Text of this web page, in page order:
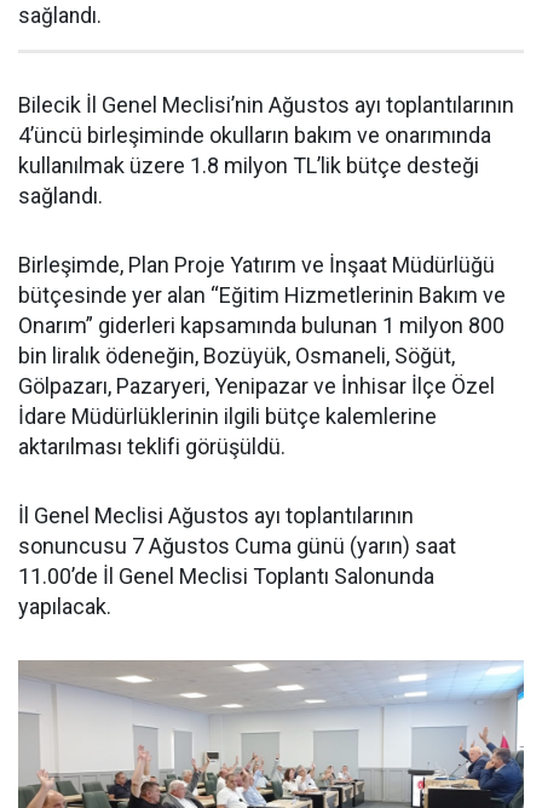
sağlandı.
Bilecik İl Genel Meclisi’nin Ağustos ayı toplantılarının
4’üncü birleşiminde okulların bakım ve onarımında
kullanılmak üzere 1.8 milyon TL’lik bütçe desteği
sağlandı.
Birleşimde, Plan Proje Yatırım ve İnşaat Müdürlüğü
bütçesinde yer alan “Eğitim Hizmetlerinin Bakım ve
Onarım” giderleri kapsamında bulunan 1 milyon 800
bin liralık ödeneğin, Bozüyük, Osmaneli, Söğüt,
Gölpazarı, Pazaryeri, Yenipazar ve İnhisar İlçe Özel
İdare Müdürlüklerinin ilgili bütçe kalemlerine
aktarılması teklifi görüşüldü.
İl Genel Meclisi Ağustos ayı toplantılarının
sonuncusu 7 Ağustos Cuma günü (yarın) saat
11.00’de İl Genel Meclisi Toplantı Salonunda
yapılacak.